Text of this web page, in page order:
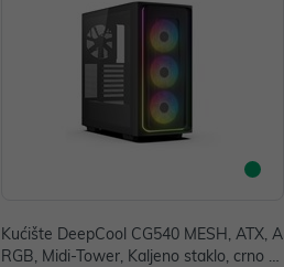
Kućište DeepCool CG540 MESH, ATX, A
RGB, Midi-Tower, Kaljeno staklo, crno P/